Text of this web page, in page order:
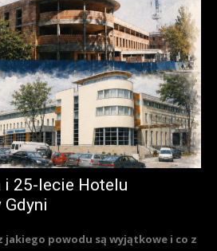
25-lecie Hotelu
jakiego powodu są wyjątkowe i co z